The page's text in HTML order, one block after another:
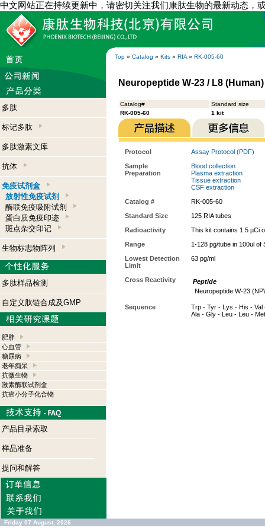
中文网站正在持续更新中，请密切关注我们康肽生物的最新动态，
Top » Catalog » Kits » RIA » RK-005-60
多肽
标记多肽
多肽激素文库
抗体
免疫试剂盒
放射性免疫试剂
酶联免疫吸附试剂
蛋白质免疫印迹
斑点杂交印记
生物标志物阵列
多肽样品检测
自定义肽链合成及GMP
肥胖
心血管
糖尿病
老年痴呆
抗微生物
激素酶联试剂盒
抗癌小分子化合物
产品目录索取
样品准备
提问和解答
Neuropeptide W-23 / L8
Catalog#
Standard size
RK-005-60
1 kit
Protocol
Assay Protocol (PDF)
Sample
Preparation
Blood collection
Plasma extraction
Tissue extraction
CSF extraction
Catalog #
RK-005-60
Standard Size
125 RIA tubes
Radioactivity
This kit contains 1.5 µCi
Range
1-128 pg/tube in 100ul of
Lowest Detection
Limit
63 pg/ml
Cross Reactivity
Peptide
Neuropeptide W-23
Sequence
Trp - Tyr - Lys - His - Val
Ala - Gly - Leu - Leu -
Friday 07 August, 2026